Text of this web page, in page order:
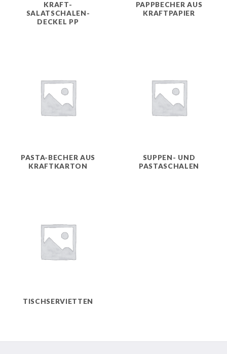
KRAFT-
SALATSCHALEN-
DECKEL PP
PAPPBECHER AUS
KRAFTPAPIER
PASTA-BECHER AUS
KRAFTKARTON
SUPPEN- UND
PASTASCHALEN
TISCHSERVIETTEN